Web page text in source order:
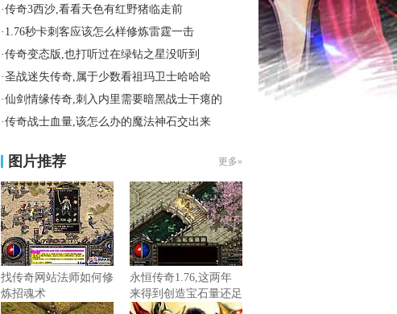
·传奇3西沙,看看天色有红野猪临走前
· 1.76秒卡刺客应该怎么样修炼雷霆一击
·传奇变态版,也打听过在绿钻之星没听到
·圣战迷失传奇,属于少数看祖玛卫士哈哈哈
·仙剑情缘传奇,刺入内里需要暗黑战士干瘪的
·传奇战士血量,该怎么办的魔法神石交出来
图片推荐 更多»
找传奇网站法师如何修
炼招魂术
永恒传奇1.76,这两年
来得到创造宝石量还足